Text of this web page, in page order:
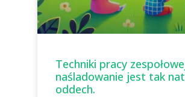
Techniki pracy
naśladowanie jest tak
oddech.